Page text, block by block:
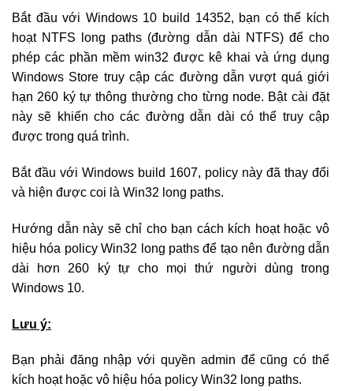
Bắt đầu với Windows 10 build 14352, bạn có thể kích
hoạt NTFS long paths (đường dẫn dài NTFS) để cho
phép các phần mềm win32 được kê khai và ứng dụng
Windows Store truy cập các đường dẫn vượt quá giới
hạn 260 ký tự thông thường cho từng node. Bật cài đặt
này sẽ khiến cho các đường dẫn dài có thể truy cập
được trong quá trình.
Bắt đầu với Windows build 1607, policy này đã thay đổi
và hiện được coi là Win32 long paths.
Hướng dẫn này sẽ chỉ cho bạn cách kích hoạt hoặc vô
hiệu hóa policy Win32 long paths để tạo nên đường dẫn
dài hơn 260 ký tự cho mọi thứ người dùng trong
Windows 10.
Lưu ý:
Bạn phải đăng nhập với quyền admin để cũng có thể
kích hoạt hoặc vô hiệu hóa policy Win32 long paths.